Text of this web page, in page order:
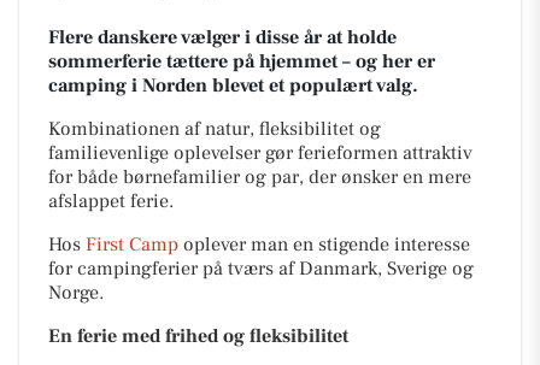
Flere danskere vælger i disse år at holde
sommerferie tættere på hjemmet – og her er
camping i Norden blevet et populært valg.
Kombinationen af natur, fleksibilitet og
familievenlige oplevelser gør ferieformen attraktiv
for både børnefamilier og par, der ønsker en mere
afslappet ferie.
Hos First Camp oplever man en stigende interesse
for campingferier på tværs af Danmark, Sverige og
Norge.
En ferie med frihed og fleksibilitet